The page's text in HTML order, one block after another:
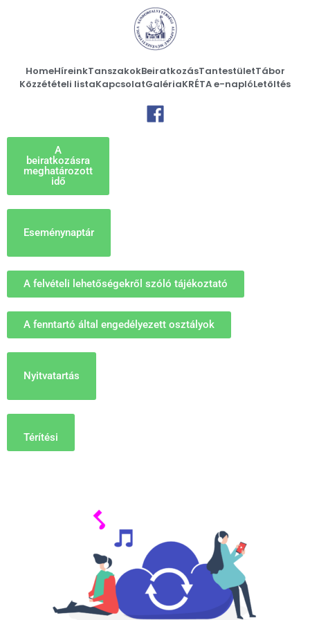
HomeHíreinkTanszakokBeiratkozásTantestületTábor
Közzétételi listaKapcsolatGalériaKRÉTA e-naplóLetöltés
A
beiratkozásra
meghatározott
idő
Eseménynaptár
A felvételi lehetőségekről szóló tájékoztató
A fenntartó által engedélyezett osztályok
Nyitvatartás
Térítési